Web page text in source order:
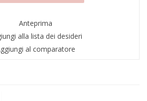
Anteprima
alla lista dei desideri
al comparatore